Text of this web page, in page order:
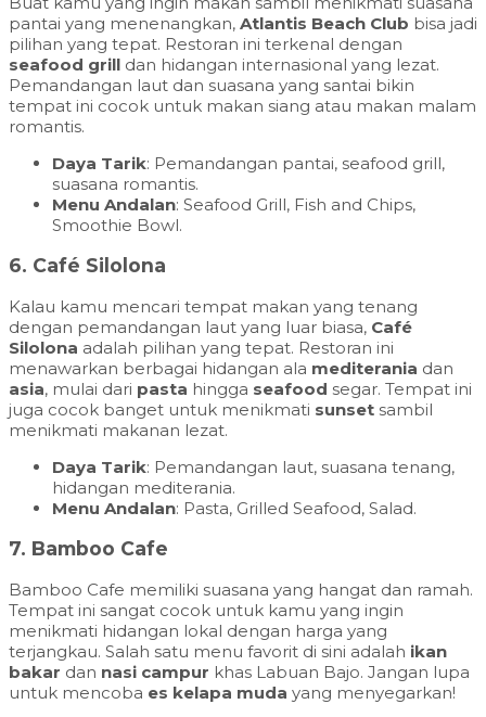
pantai yang menenangkan, Atlantis Beach Club bisa jadi
pilihan yang tepat. Restoran ini terkenal dengan
seafood grill dan hidangan internasional yang lezat.
Pemandangan laut dan suasana yang santai bikin
tempat ini cocok untuk makan siang atau makan malam
romantis.
Daya Tarik: Pemandangan pantai, seafood grill,
suasana romantis.
Menu Andalan: Seafood Grill, Fish and Chips,
Smoothie Bowl.
6. Café Silolona
Kalau kamu mencari tempat makan yang tenang
dengan pemandangan laut yang luar biasa, Café
Silolona adalah pilihan yang tepat. Restoran ini
menawarkan berbagai hidangan ala mediterania dan
asia, mulai dari pasta hingga seafood segar. Tempat ini
juga cocok banget untuk menikmati sunset sambil
menikmati makanan lezat.
Daya Tarik: Pemandangan laut, suasana tenang,
hidangan mediterania.
Menu Andalan: Pasta, Grilled Seafood, Salad.
7. Bamboo Cafe
Bamboo Cafe memiliki suasana yang hangat dan ramah.
Tempat ini sangat cocok untuk kamu yang ingin
menikmati hidangan lokal dengan harga yang
terjangkau. Salah satu menu favorit di sini adalah ikan
bakar dan nasi campur khas Labuan Bajo. Jangan lupa
untuk mencoba es kelapa muda yang menyegarkan!